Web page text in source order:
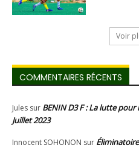
Voir
COMMENTAIRES RÉCENTS
Jules sur BENIN D3 F : La lutte
Juillet 2023
Innocent SOHONON sur